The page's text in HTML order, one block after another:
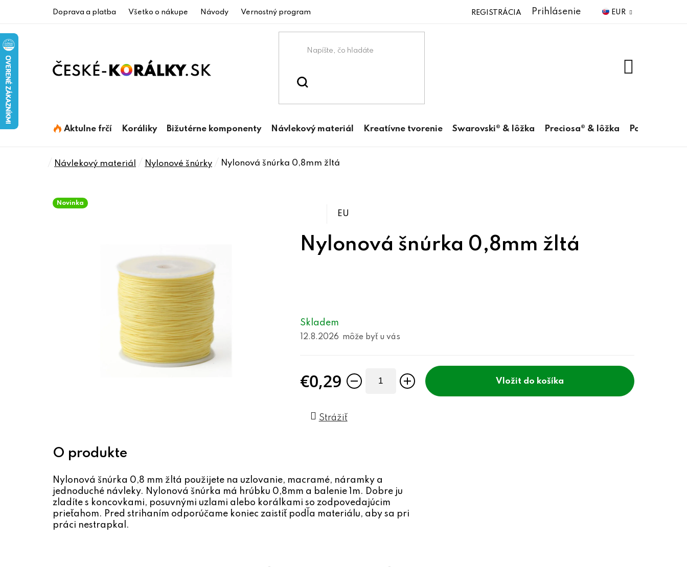
Doprava a platba Všetko o nákupe Návody Vernostný program EUR
Prihlásenie
REGISTRÁCIA
Aktulne frčí Koráliky Bižutérne komponenty Návlekový materiál Kreatívne tvorenie Swarovski® & lôžka Preciosa® & lôžka Pomôcky
Domov
Návlekový materiál Nylonové šnúrky Nylonová šnúrka 0,8mm žltá
Nylonová šnúrka 0,8mm žltá
EU
Skladem
12.8.2026
€0,29 do košíka
Strážiť
Novinka
Nylonová šnúrka 0,8 mm žltá použijete na uzlovanie, macramé, náramky a
jednoduché návleky. Nylonová šnúrka má hrúbku 0,8mm a balenie 1m. Dobre ju
zladíte s koncovkami, posuvnými uzlami alebo korálkami so zodpovedajúcim
prieťahom. Pred strihaním odporúčame koniec zaistiť podľa materiálu, aby sa pri
práci nestrapkal.